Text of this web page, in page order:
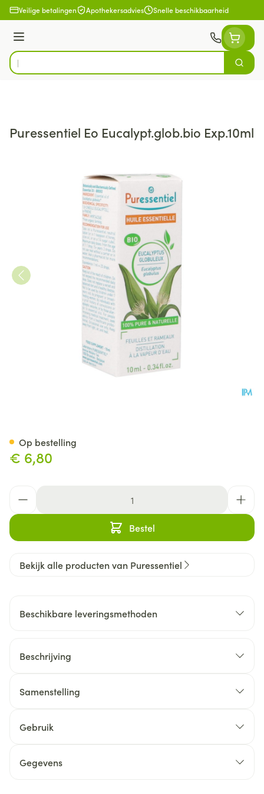
Ga naar de inhoud
Veilige betalingen Apothekersadvies Snelle beschikbaarheid
Menu
Product, merk, categorie...
Zoek
Puressentiel Eo Eucalypt.glob.bio Exp.10ml
€ 6,80
Bestel
Op bestelling
Bekijk alle producten van Puressentiel
Beschikbare leveringsmethoden
Beschrijving
Samenstelling
Gebruik
Gegevens